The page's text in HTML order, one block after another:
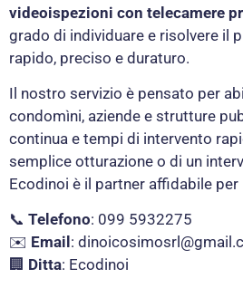
videoispezioni con telecamere
grado di individuare e risolvere il
rapido, preciso e duraturo.
Il nostro servizio è pensato per
condomìni, aziende e strutture
continua e tempi di intervento
semplice otturazione o di un
Ecodinoi è il partner affidabile
📞 Telefono: 099 5932275
✉️ Email :
🏢 Ditta: Ecodinoi